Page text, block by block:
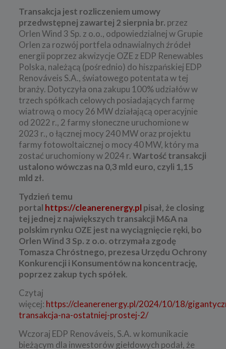
Transakcja jest rozliczeniem umowy
przedwstępnej zawartej 2 sierpnia br. przez
Orlen Wind 3 Sp. z o.o., odpowiedzialnej w Grupie
Orlen za rozwój portfela odnawialnych źródeł
energii poprzez akwizycje OZE z EDP Renewables
Polska, należącą (pośrednio) do hiszpańskiej EDP
Renováveis S.A., światowego potentata w tej
branży. Dotyczyła ona zakupu 100% udziałów w
trzech spółkach celowych posiadających farmę
wiatrową o mocy 26 MW działającą operacyjnie
od 2022 r., 2 farmy słoneczne uruchomione w
2023 r., o łącznej mocy 240 MW oraz projektu
farmy fotowoltaicznej o mocy 40 MW, który ma
zostać uruchomiony w 2024 r.Wartość transakcji
ustalono wówczas na 0,3 mld euro, czyli 1,15
mld zł.
Tydzień temu
portal https://cleanerenergy.pl pisał, że closing
tej jednej z największych transakcji M&A na
polskim rynku OZE jest na wyciągnięcie ręki, bo
Orlen Wind 3 Sp. z o.o. otrzymała zgodę
Tomasza Chróstnego, prezesa Urzędu Ochrony
Konkurencji i Konsumentów na koncentrację,
poprzez zakup tych spółek.
Czytaj
więcej: https://cleanerenergy.pl/2024/10/18/
transakcja-na-ostatniej-prostej-2/
Wczoraj EDP Renováveis, S.A. w komunikacie
bieżącym dla inwestorów giełdowych podał, że